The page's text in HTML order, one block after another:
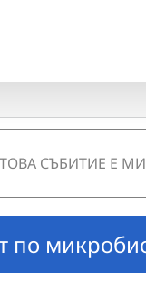
ТОВА СЪБИТИЕ Е
по